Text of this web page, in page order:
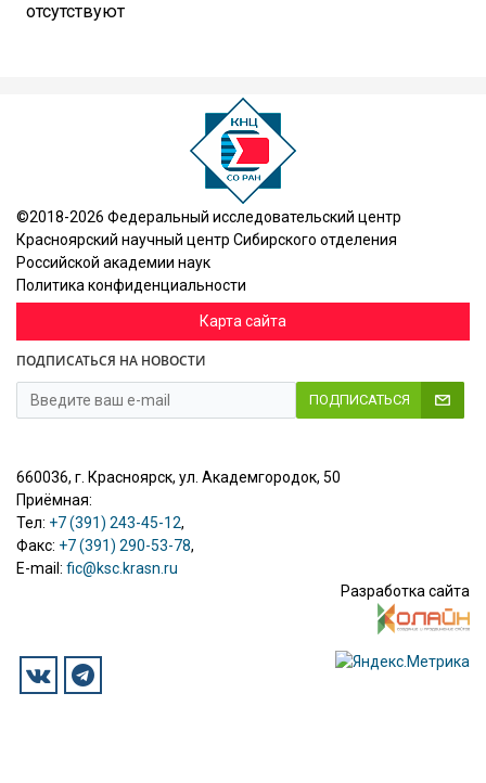
отсутствуют
©2018-2026 Федеральный исследовательский центр
Красноярский научный центр Сибирского отделения
Российской академии наук
Политика конфиденциальности
Карта сайта
ПОДПИСАТЬСЯ НА НОВОСТИ
ПОДПИСАТЬСЯ
660036, г. Красноярск, ул. Академгородок, 50
Приёмная:
Тел: +7 (391) 243-45-12,
Факс: +7 (391) 290-53-78,
E-mail: fic@ksc.krasn.ru
Разработка сайта